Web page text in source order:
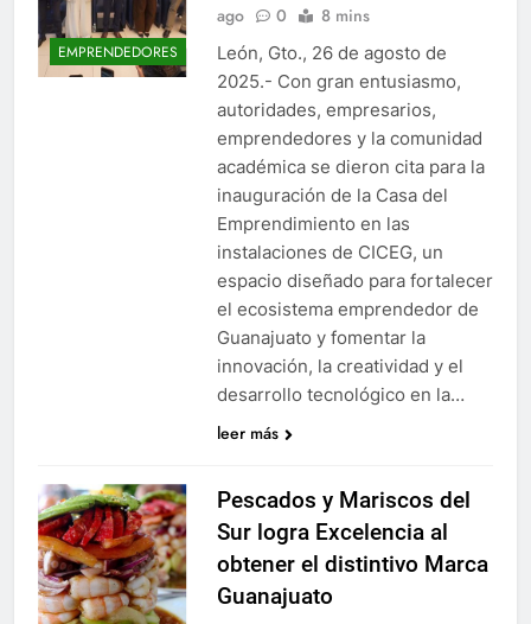
EMPRENDEDORES
ago
0 8 mins
León, Gto., 26 de agosto de
2025.- Con gran entusiasmo,
autoridades, empresarios,
emprendedores y la comunidad
académica se dieron cita para la
inauguración de la Casa del
Emprendimiento en las
instalaciones de CICEG, un
espacio diseñado para fortalecer
el ecosistema emprendedor de
Guanajuato y fomentar la
innovación, la creatividad y el
desarrollo tecnológico en la…
leer más
Pescados y Mariscos del
Sur logra Excelencia al
obtener el distintivo Marca
Guanajuato